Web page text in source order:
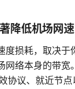
降低机场网速
度损耗，取决于
网络本身的带宽
协议、就近节点